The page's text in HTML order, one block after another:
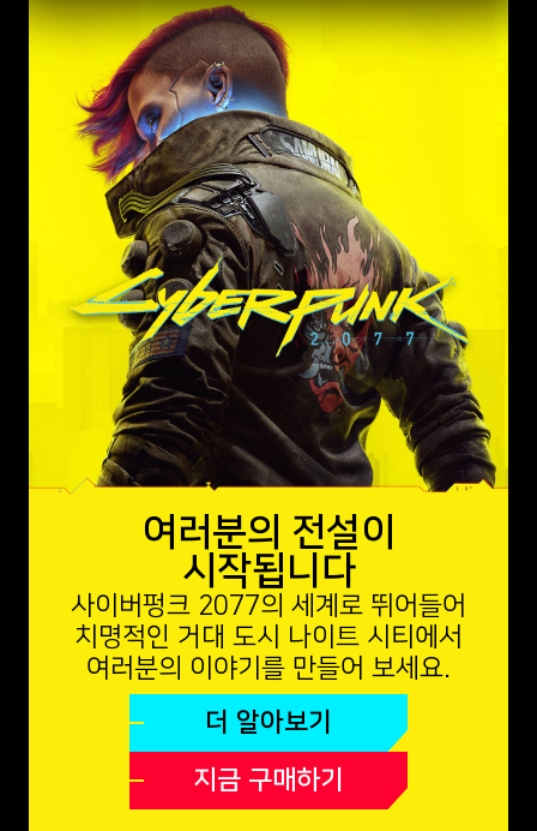
여러분의 전설이
시작됩니다
사이버펑크 2077의 세계로 뛰어들어
치명적인 거대 도시 나이트 시티에서
여러분의 이야기를 만들어 보세요.
더 알아보기
지금 구매하기